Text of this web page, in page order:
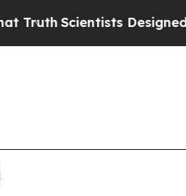
Scientists Designed a